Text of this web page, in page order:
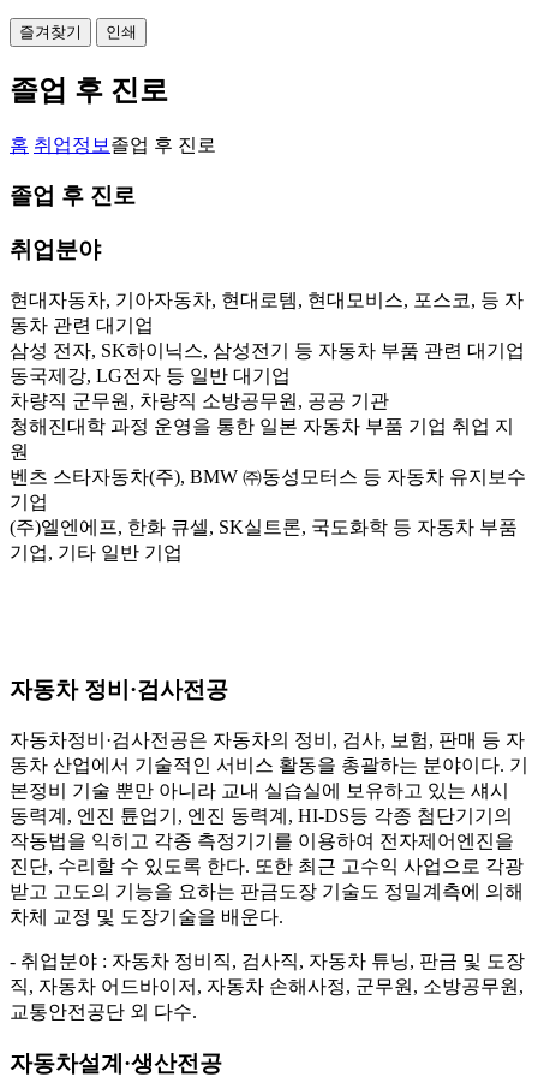
즐겨찾기 인쇄
졸업 후 진로
홈 취업정보 졸업 후 진로
졸업 후 진로
취업분야
현대자동차, 기아자동차, 현대로템, 현대모비스, 포스코, 등 자
동차 관련 대기업
삼성 전자, SK하이닉스, 삼성전기 등 자동차 부품 관련 대기업
동국제강, LG전자 등 일반 대기업
차량직 군무원, 차량직 소방공무원, 공공 기관
청해진대학 과정 운영을 통한 일본 자동차 부품 기업 취업 지
원
벤츠 스타자동차(주), BMW ㈜동성모터스 등 자동차 유지보수
기업
(주)엘엔에프, 한화 큐셀, SK실트론, 국도화학 등 자동차 부품
기업, 기타 일반 기업
자동차 정비·검사전공
자동차정비·검사전공은 자동차의 정비, 검사, 보험, 판매 등 자
동차 산업에서 기술적인 서비스 활동을 총괄하는 분야이다. 기
본정비 기술 뿐만 아니라 교내 실습실에 보유하고 있는 섀시
동력계, 엔진 튠업기, 엔진 동력계, HI-DS등 각종 첨단기기의
작동법을 익히고 각종 측정기기를 이용하여 전자제어엔진을
진단, 수리할 수 있도록 한다. 또한 최근 고수익 사업으로 각광
받고 고도의 기능을 요하는 판금도장 기술도 정밀계측에 의해
차체 교정 및 도장기술을 배운다.
- 취업분야 : 자동차 정비직, 검사직, 자동차 튜닝, 판금 및 도장
직, 자동차 어드바이저, 자동차 손해사정, 군무원, 소방공무원,
교통안전공단 외 다수.
자동차설계·생산전공